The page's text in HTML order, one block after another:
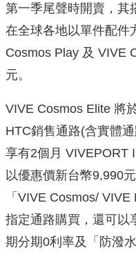
第一季尾聲時開賣，其
在全球各地以單件配件
Cosmos Play 及 VIVE
元。
VIVE Cosmos Elite 將
HTC銷售通路(含實體
享有2個月 VIVEPORT
以優惠價新台幣9,990
「VIVE Cosmos/
指定通路購買，還可以
期分期0利率及「防潑